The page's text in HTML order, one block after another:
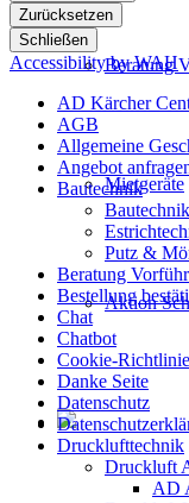
Beratung
Mietgeräte
Aktion
Zurücksetzen
Schließen
Accessibility by WAH
AD Kärcher
AGB
Allgemeine
Angebot
Bautechnik
Putz &
Beratung
Bestellung
Chat
Chatbot
Cookie-
Danke Seite
Datenschutz
Drucklufttechnik
Druckluft
AD